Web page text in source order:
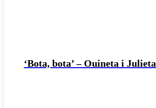
‘Bota, bota’ – Ouineta i Julieta